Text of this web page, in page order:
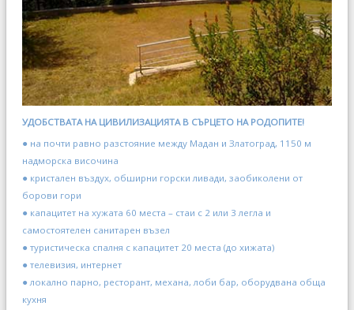
УДОБСТВАТА НА ЦИВИЛИЗАЦИЯТА В СЪРЦЕТО НА РОДОПИТЕ!
● на почти равно разстояние между Мадан и Златоград, 1150 м
надморска височина
● кристален въздух, обширни горски ливади, заобиколени от
борови гори
● капацитет на хужата 60 места – стаи с 2 или 3 легла и
самостоятелен санитарен възел
● туристическа спалня с капацитет 20 места (до хижата)
● телевизия, интернет
● локално парно, ресторант, механа, лоби бар, оборудвана обща
кухня